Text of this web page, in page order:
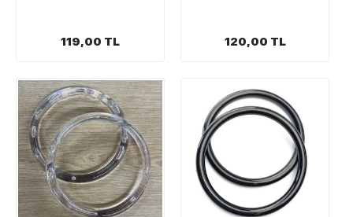
119,00 TL 120,00 TL